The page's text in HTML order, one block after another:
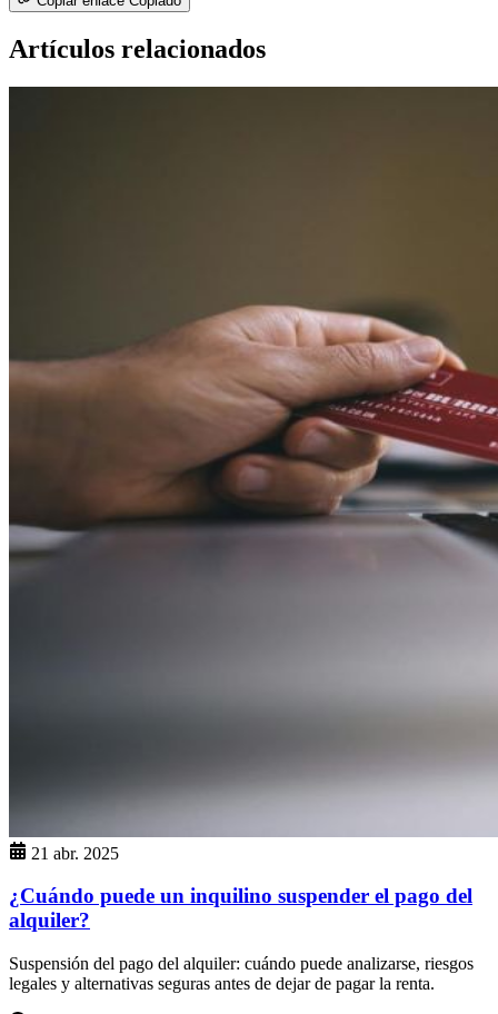
Artículos relacionados
21 abr. 2025
¿Cuándo puede un inquilino suspender el pago del
alquiler?
Suspensión del pago del alquiler: cuándo puede analizarse, riesgos
legales y alternativas seguras antes de dejar de pagar la renta.